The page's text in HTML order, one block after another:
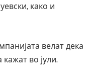
како и
велат дека
во јули.